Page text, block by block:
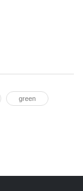
green